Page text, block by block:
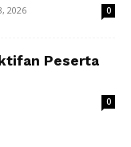
2026 0
Peserta
0